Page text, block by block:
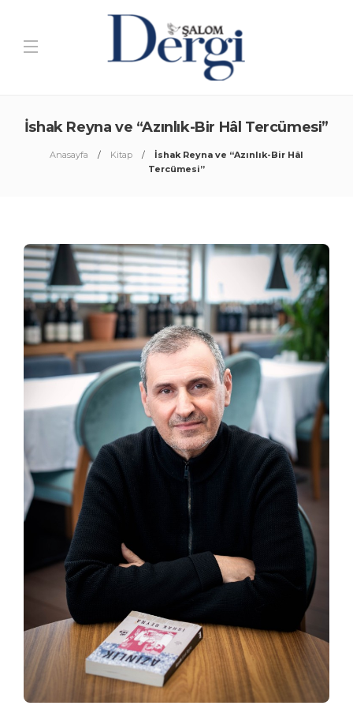
İshak Reyna ve “Azınlık-Bir Hâl Tercümesi”
Anasayfa Kitap
İshak Reyna ve “Azınlık-Bir Hâl
Tercümesi”